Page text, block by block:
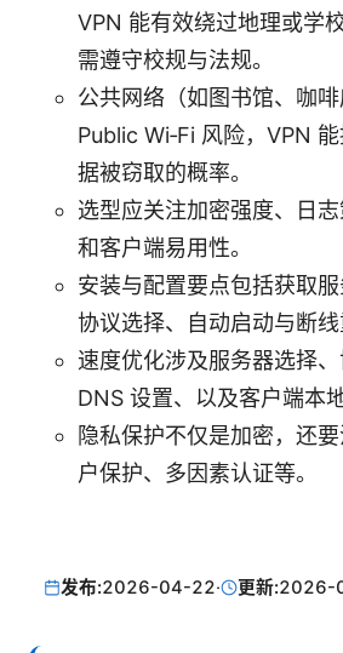
VPN 能有效绕过地理或学
需遵守校规与法规。
公共网络（如图书馆、咖
Public Wi‑Fi 风险，VPN
据被窃取的概率。
选型应关注加密强度、日
和客户端易用性。
安装与配置要点包括获取
协议选择、自动启动与断线
速度优化涉及服务器选择、
DNS 设置、以及客户端本
隐私保护不仅是加密，还
户保护、多因素认证等。
发布:2026-04-22· 更新:2026-